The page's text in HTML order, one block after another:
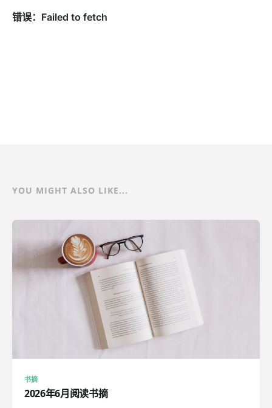
YOU MIGHT ALSO LIKE...
书摘
2026年6月阅读书摘